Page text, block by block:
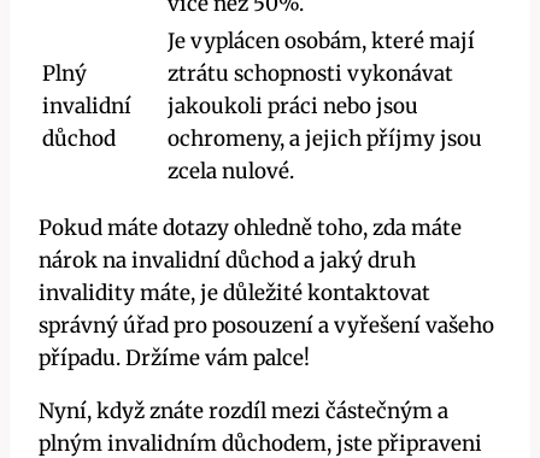
Plný
invalidní
důchod
Je vyplácen osobám, které​ mají
ztrátu schopnosti vykonávat
jakoukoli​ práci nebo jsou
ochromeny, a jejich⁢ příjmy ​jsou
⁤zcela nulové.
Pokud máte dotazy ohledně toho, zda máte
nárok na‌ invalidní důchod⁢ a jaký druh
invalidity máte, ⁢je důležité kontaktovat
správný úřad pro posouzení a vyřešení vašeho
případu. Držíme vám palce!
Nyní, když‌ znáte rozdíl mezi částečným a
⁢plným invalidním důchodem, ⁢jste připraveni